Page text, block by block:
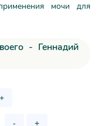
мочи для
- Геннадий
+
- +